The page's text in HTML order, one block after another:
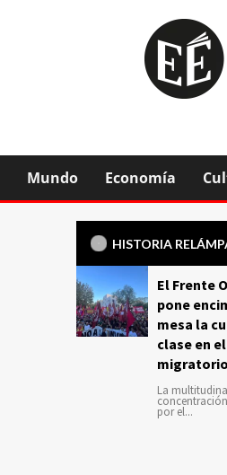
Mundo Economía
HISTORIA
El Frente
pone
mesa la
clase en
migratorio
La
por el...